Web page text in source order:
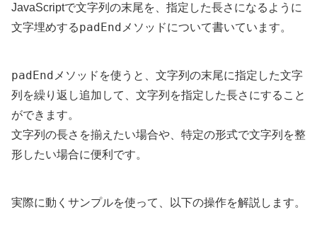
JavaScriptで文字列の末尾を、指定した長さになるように
文字埋めするpadEnd メソッドについて書いています。
padEnd メソッドを使うと、文字列の末尾に指定した文字
列を繰り返し追加して、文字列を指定した長さにすること
ができます。
文字列の長さを揃えたい場合や、特定の形式で文字列を整
形したい場合に便利です。
実際に動くサンプルを使って、以下の操作を解説します。